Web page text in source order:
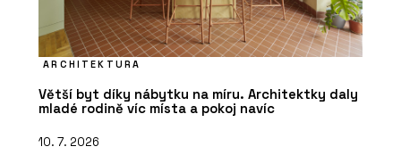
ARCHITEKTURA
Větší byt díky nábytku na míru. Architektky daly
mladé rodině víc místa a pokoj navíc
10. 7. 2026